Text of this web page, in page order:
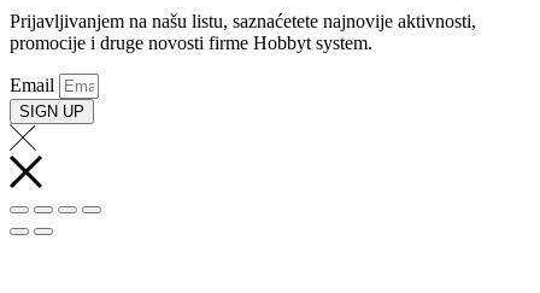
Prijavljivanjem na našu listu, saznaćetete najnovije aktivnosti,
promocije i druge novosti firme Hobbyt system.
Email
SIGN UP